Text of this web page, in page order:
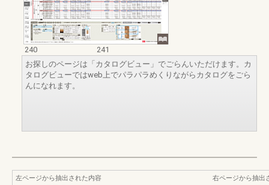
240
241
お探しのページは「カタログビュー」でごらんいただけます。カ
タログビューではweb上でパラパラめくりながらカタログをごら
んになれます。
左ページから抽出された内容
右ページから抽出